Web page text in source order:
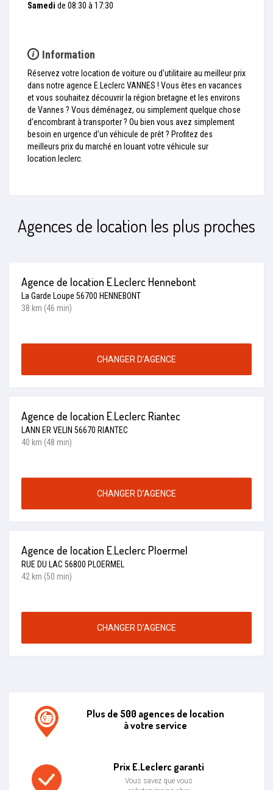
Samedi de 08:30 à 17:30
Information
Réservez votre location de voiture ou d'utilitaire au meilleur prix
dans notre agence E.Leclerc VANNES ! Vous êtes en vacances
et vous souhaitez découvrir la région bretagne et les environs
de Vannes ? Vous déménagez, ou simplement quelque chose
d’encombrant à transporter ? Ou bien vous avez simplement
besoin en urgence d'un véhicule de prêt ? Profitez des
meilleurs prix du marché en louant votre véhicule sur
location.leclerc.
Agences de location les plus proches
Agence de location E.Leclerc Hennebont
La Garde Loupe 56700 HENNEBONT
38 km (46 min)
CHANGER D’AGENCE
Agence de location E.Leclerc Riantec
LANN ER VELIN 56670 RIANTEC
40 km (48 min)
CHANGER D’AGENCE
Agence de location E.Leclerc Ploermel
RUE DU LAC 56800 PLOERMEL
42 km (50 min)
CHANGER D’AGENCE
Plus de 500 agences de location
à votre service
Prix E.Leclerc garanti
Vous savez que vous